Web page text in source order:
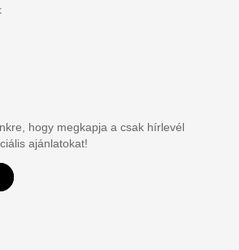
hogy megkapja a csak hírlevél
ajánlatokat!